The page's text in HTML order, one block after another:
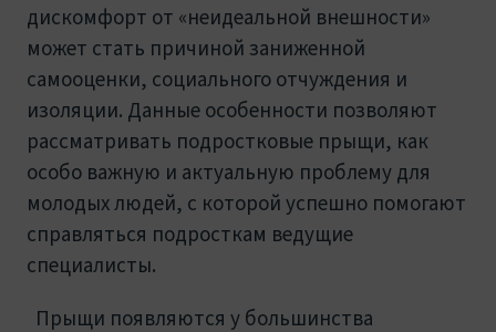
дискомфорт от «неидеальной внешности»
может стать причиной заниженной
самооценки, социального отчуждения и
изоляции. Данные особенности позволяют
рассматривать подростковые прыщи, как
особо важную и актуальную проблему для
молодых людей, с которой успешно помогают
справляться подросткам ведущие
специалисты.
Прыщи появляются у большинства